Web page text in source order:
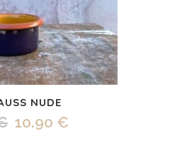
NUDE
Algne
10.90 €